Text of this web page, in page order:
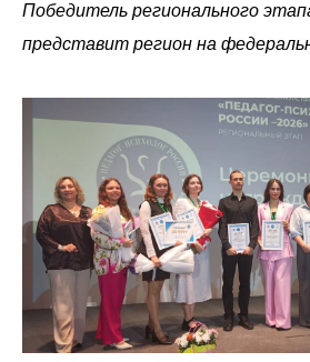
Победитель регионального
представит регион на